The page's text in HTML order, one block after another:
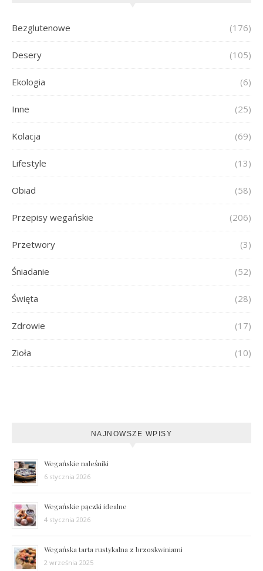
Bezglutenowe (176)
Desery (105)
Ekologia (6)
Inne (25)
Kolacja (69)
Lifestyle (13)
Obiad (58)
Przepisy wegańskie (206)
Przetwory (3)
Śniadanie (52)
Święta (28)
Zdrowie (17)
Zioła (10)
NAJNOWSZE WPISY
Wegańskie naleśniki
6 stycznia 2026
Wegańskie pączki idealne
4 stycznia 2026
Wegańska tarta rustykalna z brzoskwiniami
2 września 2025